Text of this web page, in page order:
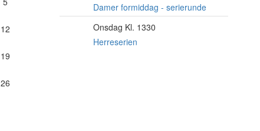
12
19
26
Damer formiddag - serierunde
Onsdag Kl. 1330
Herreserien